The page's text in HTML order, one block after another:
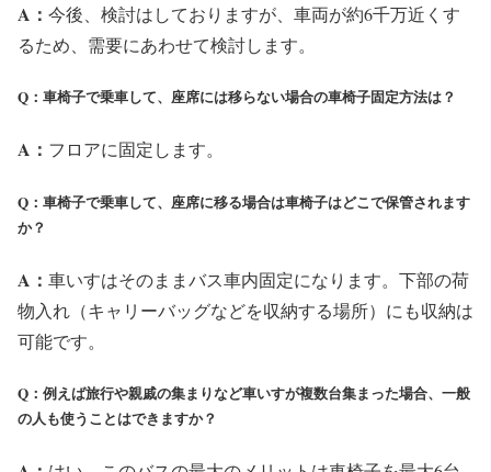
A： 今後、検討はしておりますが、車両が約6千万近くす
るため、需要にあわせて検討します。
Q：⾞椅⼦で乗⾞して、座席には移らない場合の⾞椅⼦固定⽅法は？
A： フロアに固定します。
Q：⾞椅⼦で乗⾞して、座席に移る場合は⾞椅⼦はどこで保管されます
か？
A： 車いすはそのままバス車内固定になります。下部の荷
物入れ（キャリーバッグなどを収納する場所）にも収納は
可能です。
Q：例えば旅⾏や親戚の集まりなど⾞いすが複数台集まった場合、⼀般
の⼈も使うことはできますか？